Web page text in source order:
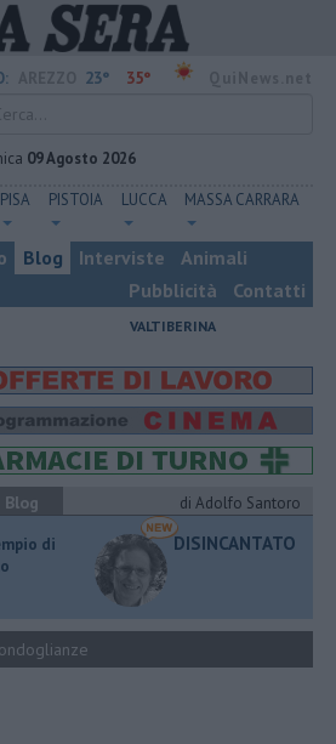
23° 35°
09 Agosto 2026
PISA PISTOIA LUCCA MASSA CARRARA
Blog Interviste
Animali
Pubblicità
Contatti
VALTIBERINA
Blog
di Adolfo Santoro
di
DISINCANTATO